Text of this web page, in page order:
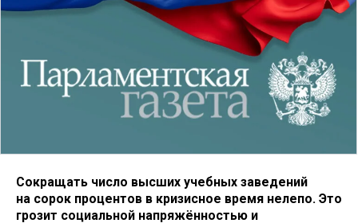
Сокращать число высших учебных заведений
на сорок процентов в кризисное время нелепо. Это
грозит социальной напряжённостью и